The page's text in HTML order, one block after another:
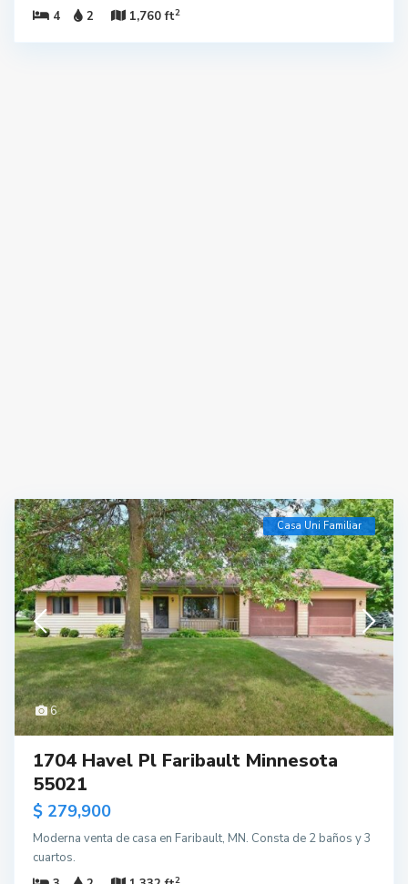
4
2 1,760 ft2
6
Casa Uni Familiar
1704 Havel Pl Faribault Minnesota
55021
$ 279,900
Moderna venta de casa en Faribault, MN. Consta de 2 baños y 3
cuartos.
2